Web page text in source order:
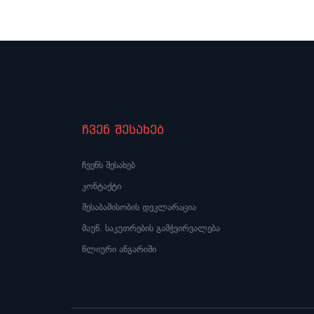
ჩვენ შესახებ
ჩვენს შესახებ
კონტაქტი
შესაბამისობის დეკლარაცია
მაუწ. საკუთრების გამჭვირვალება
წლიური ანგარიში